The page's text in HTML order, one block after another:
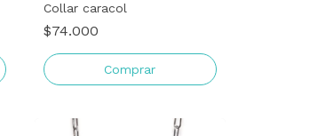
Collar caracol
$74.000